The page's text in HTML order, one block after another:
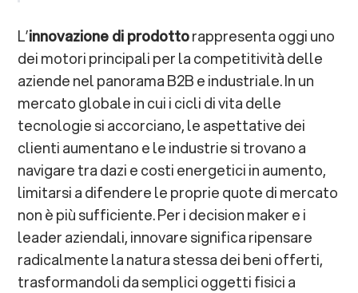
prodotto di successo
L’approccio di e-Novia: dall’idea al mercato
L’innovazione di prodottorappresenta oggi uno
dei motori principali per la competitività delle
aziende nel panorama B2B e industriale. In un
mercato globale in cui i cicli di vita delle
tecnologie si accorciano, le aspettative dei
clienti aumentano e le industrie si trovano a
navigare tra dazi e costi energetici in aumento,
limitarsi a difendere le proprie quote di mercato
non è più sufficiente. Per i decision maker e i
leader aziendali, innovare significa ripensare
radicalmente la natura stessa dei beni offerti,
trasformandoli da semplici oggetti fisici a